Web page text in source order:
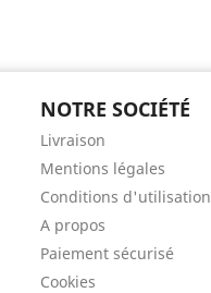
NOTRE SOCIÉTÉ
Livraison
Mentions légales
Conditions d'utilisation
A propos
Paiement sécurisé
Cookies